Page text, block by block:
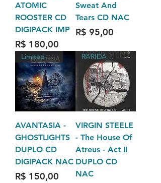
ATOMIC
ROOSTER CD
DIGIPACK IMP
Preço
R$ 180,00
Sweat And
Tears CD NAC
Preço
R$ 95,00
Limited Edition, Numbered
AVANTASIA -
GHOSTLIGHTS
DUPLO CD
DIGIPACK NAC
Preço
R$ 150,00
RARIDADES
VIRGIN STEELE
- The House Of
Atreus - Act II
DUPLO CD
NAC